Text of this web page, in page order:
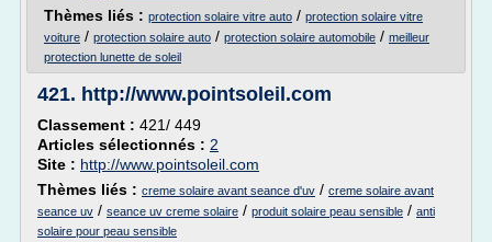
Thèmes liés : protection solaire vitre auto / protection solaire vitre
voiture / protection solaire auto / protection solaire automobile / meilleur
protection lunette de soleil
421. http://www.pointsoleil.com
Classement : 421/ 449
Articles sélectionnés : 2
Site : http://www.pointsoleil.com
Thèmes liés : creme solaire avant seance d'uv / creme solaire avant
seance uv / seance uv creme solaire / produit solaire peau sensible / anti
solaire pour peau sensible